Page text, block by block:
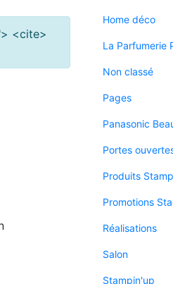
<cite>
Home déco
La Parfumerie
Non classé
Pages
Panasonic
Portes
Produits
Promotions
Réalisations
Salon
Stampin'up